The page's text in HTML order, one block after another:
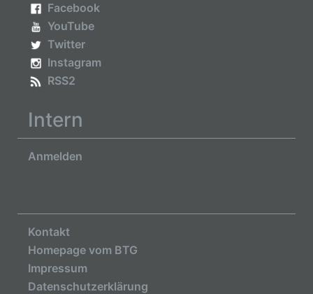
Facebook
YouTube
Twitter
Instagram
RSS2
Intern
Anmelden
Kontakt
Homepage vom BTG
Impressum
Datenschutzerklärung